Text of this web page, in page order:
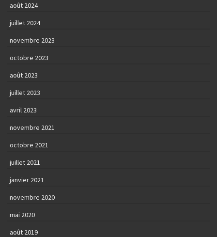
août 2024
juillet 2024
novembre 2023
octobre 2023
août 2023
juillet 2023
avril 2023
novembre 2021
octobre 2021
juillet 2021
janvier 2021
novembre 2020
mai 2020
août 2019